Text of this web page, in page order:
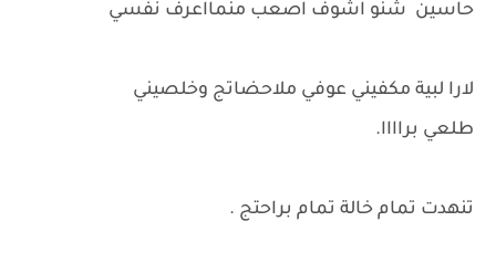
حاسين شنو اشوف اصعب منمااعرف نفسي
لارا لبية مكفيني عوفي ملاحضاتج وخلصيني
طلعي براااا.
تنهدت تمام خالة تمام براحتج .